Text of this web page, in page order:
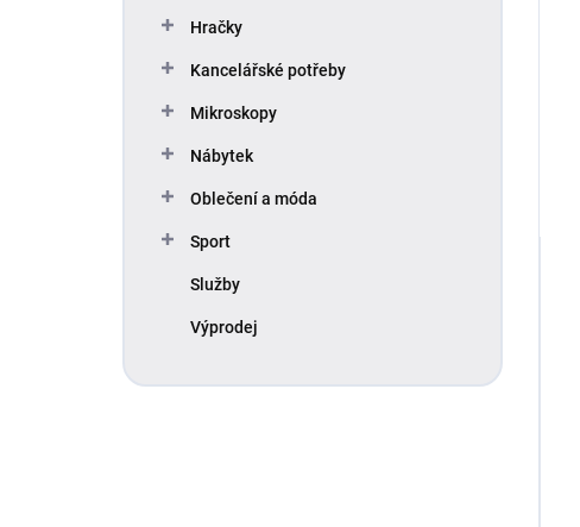
Hračky
Kancelářské potřeby
Mikroskopy
Nábytek
Oblečení a móda
Sport
Služby
Výprodej